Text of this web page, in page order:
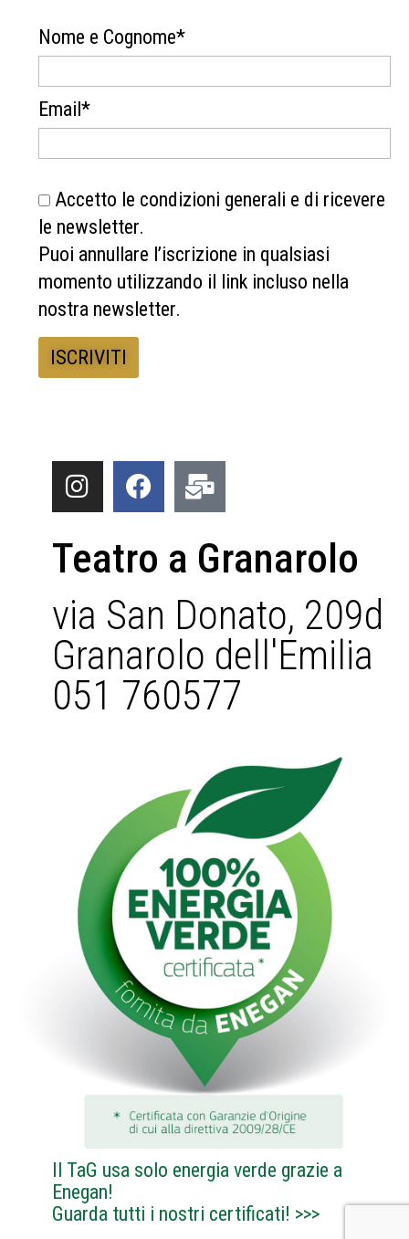
Nome e Cognome*
Email*
Accetto le condizioni generali e di ricevere
le newsletter.
Puoi annullare l’iscrizione in qualsiasi
momento utilizzando il link incluso nella
nostra newsletter.
Teatro a Granarolo
via San Donato, 209d
Granarolo dell'Emilia
051 760577
Il TaG usa solo energia verde grazie a
Enegan!
Guarda tutti i nostri certificati! >>>